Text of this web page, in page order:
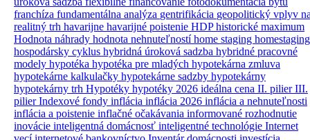
franchíza fundamentálna analýza gentrifikácia geopolitický vplyv
realitný trh havarijne havarijné poistenie HDPhistorické maximum
Hodnota náhrady hodnota nehnuteľnostíhome staging homestaging
hospodársky cyklus hybridná úroková sadzba hybridné pracovné
modely hypotéka hypotéka pre mladých hypotekárna zmluva
hypotekárne kalkulačky hypotekárne sadzby hypotekárny
hypotekárny trh Hypotéky hypotéky 2026 ideálna cena II. pilierIII.
pilierIndexové fondy inflácia inflácia 2026 inflácia a nehnuteľnosti
inflácia a poistenie inflačné očakávania informované rozhodnutie
inovácie inteligentná domácnosť inteligentné technológie Internet